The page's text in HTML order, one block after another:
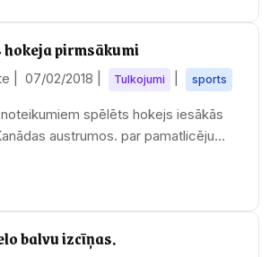
pirmsākumi
| 07/02/2018 Tulkojumi sports
spēlēts hokejs iesākās
par pamatlicēju
balvu izcīņas.